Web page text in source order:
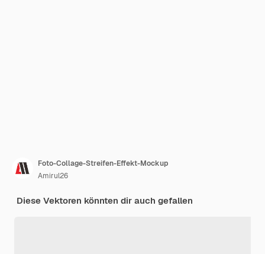
Foto-Collage-Streifen-Effekt-Mockup
Amirul26
Diese Vektoren könnten dir auch gefallen